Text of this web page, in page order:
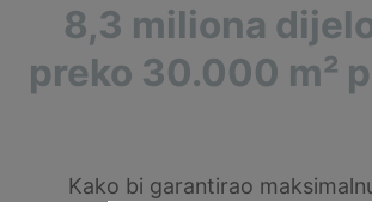
8,3 miliona
preko 30.000 m²
Kako bi garantirao